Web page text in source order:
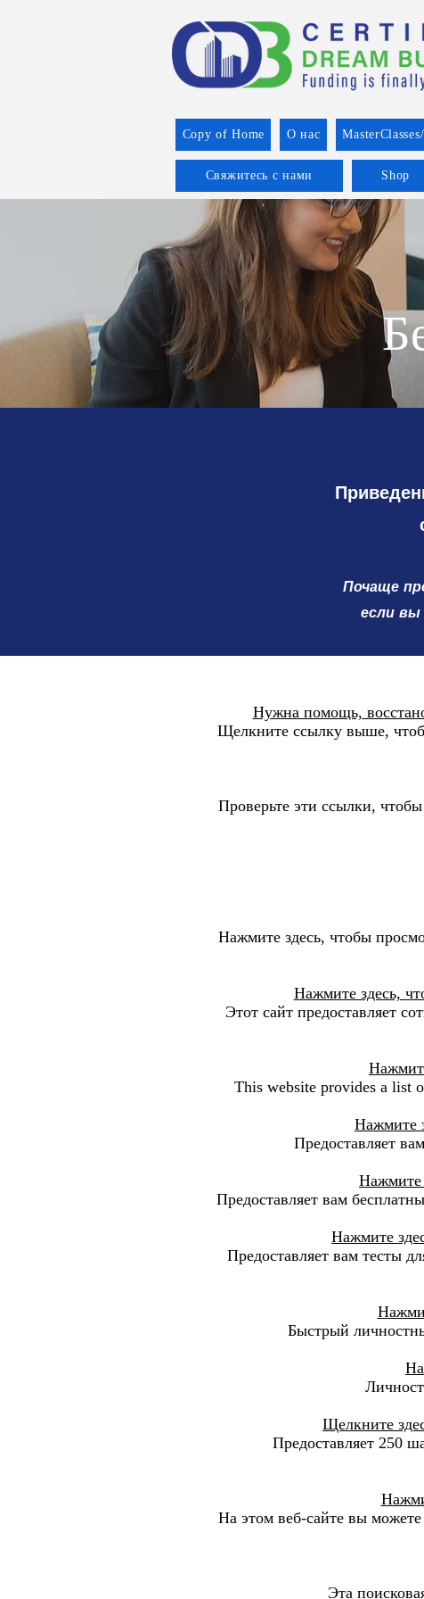
Copy of Home О нас
Свяжитесь с нами Shop
Почаще
если
Нужна помощь,
Щелкните ссылку выше,
Проверьте эти ссылки,
Нажмите здесь, чтобы
Нажмите здесь,
Этот сайт предоставляет
This website provides a list
Нажмите
Предоставляет
Нажмите
Предоставляет вам
Нажмите
Предоставляет вам тесты
Быстрый
Щелкните
Предоставляет 250
На этом веб-сайте вы можете
Эта